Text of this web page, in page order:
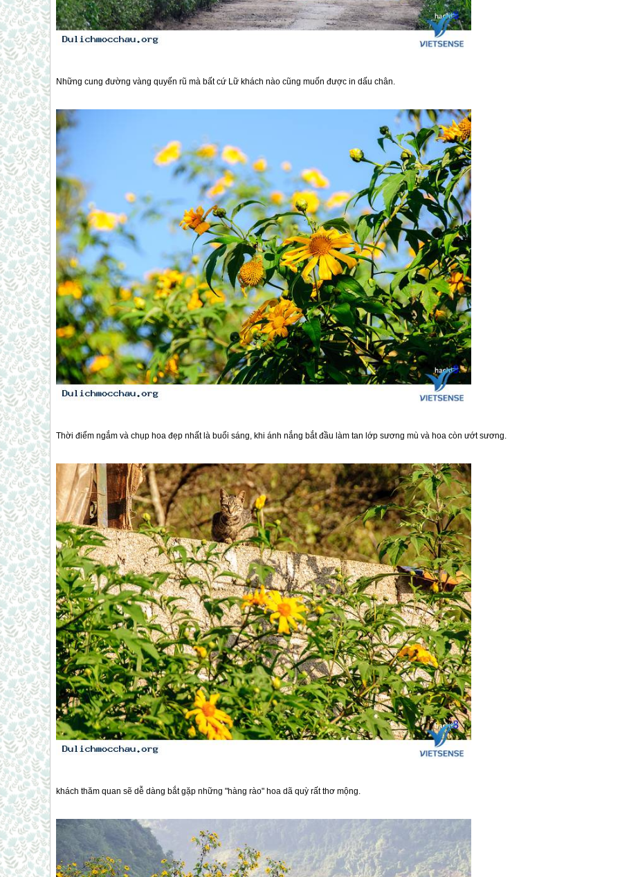
Những cung đường vàng quyến rũ mà bất cứ Lữ khách nào cũng muốn được in dấu chân.
Thời điểm ngắm và chụp hoa đẹp nhất là buổi sáng, khi ánh nắng bắt đầu làm tan lớp sương mù và hoa còn ướt sương.
khách thăm quan sẽ dễ dàng bắt gặp những "hàng rào" hoa dã quỳ rất thơ mộng.